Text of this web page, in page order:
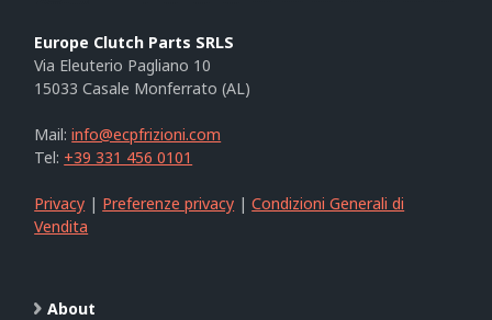
Europe Clutch Parts SRLS
Via Eleuterio Pagliano 10
15033 Casale Monferrato (AL)
Mail:info@ecpfrizioni.com
Tel: +39 331 456 0101
Privacy | Preferenze privacy |Condizioni Generali di
Vendita
About